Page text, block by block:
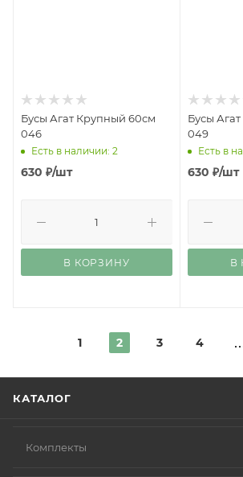
Бусы Агат Крупный 60см
046
Есть в наличии: 2
630 ₽/шт
В КОРЗИНУ
Бусы
049
Есть в
630 ₽/шт
В
1 2 3 4
КАТАЛОГ
Комплекты